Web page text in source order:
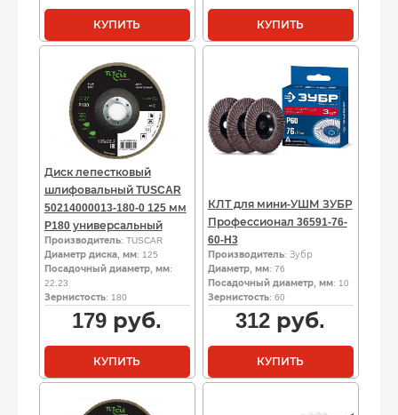
КУПИТЬ КУПИТЬ
Диск лепестковый
шлифовальный TUSCAR
50214000013-180-0 125 мм
P180 универсальный
Производитель: TUSCAR
Диаметр диска, мм: 125
Посадочный диаметр, мм:
22.23
Зернистость: 180
179 руб.
КУПИТЬ
КЛТ для мини-УШМ ЗУБР
Профессионал 36591-76-
60-H3
Производитель: Зубр
Диаметр, мм: 76
Посадочный диаметр, мм: 10
Зернистость: 60
312 руб.
КУПИТЬ